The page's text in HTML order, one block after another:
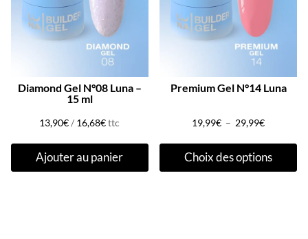
Diamond Gel N°08 Luna –
15 ml
13,90€/ 16,68€ttc
Ajouter au panier
Premium Gel N°14 Luna
19,99€ – 29,99€Plage
prix :
19,99€
Choix des options